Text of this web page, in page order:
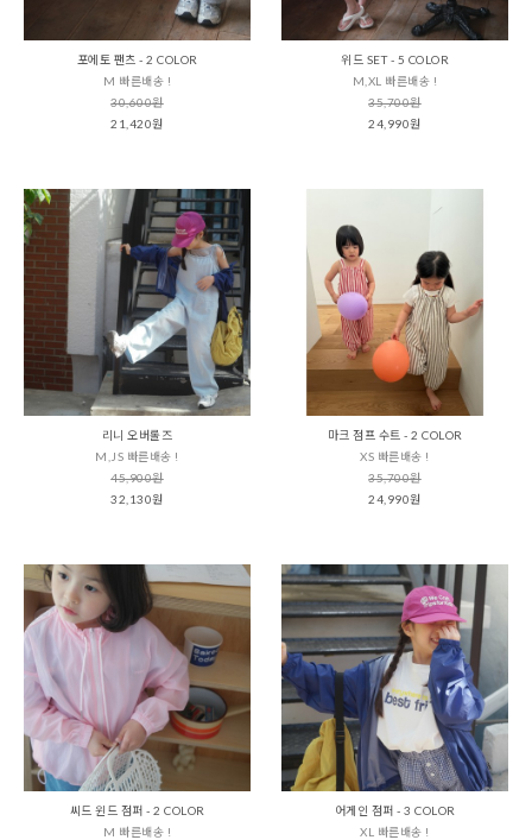
포에토 팬츠 - 2 COLOR
M 빠른배송 !
30,600원
21,420원
위드 SET - 5 COLOR
M,XL 빠른배송 !
35,700원
24,990원
리니 오버롤즈
M,JS 빠른배송 !
45,900원
32,130원
마크 점프 수트 - 2 COLOR
XS 빠른배송 !
35,700원
24,990원
씨드 윈드 점퍼 - 2 COLOR
M 빠른배송 !
어게인 점퍼 - 3 COLOR
XL 빠른배송 !